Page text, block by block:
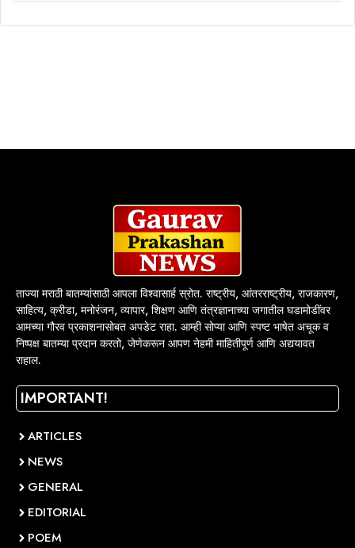
ताज्या मराठी बातम्यांसाठी आपला विश्वासार्ह स्रोत. राष्ट्रीय, आंतरराष्ट्रीय, राजकारण,
साहित्य, क्रीडा, मनोरंजन, व्यापार, शिक्षण आणि तंत्रज्ञानाच्या जगातील घडामोडींवर
आमच्या गौरव प्रकाशनासोबत अपडेट राहा. आम्ही सोप्या आणि स्पष्ट भाषेत अचूक व
निष्पक्ष बातम्या प्रदान करतो, जेणेकरून आपण नेहमी माहितीपूर्ण आणि अद्ययावत
राहाल.
IMPORTANT!
ARTICLES
NEWS
GENERAL
EDITORIAL
POEM